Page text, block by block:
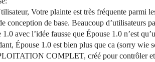
Votre plainte est très fréquente parmi
conception de base. Beaucoup d’utilisateurs
1.0 avec l’idée fausse que Épouse 1.0 n’est
Épouse 1.0 est bien plus que ca (sorry
COMPLET, créé pour contrôler